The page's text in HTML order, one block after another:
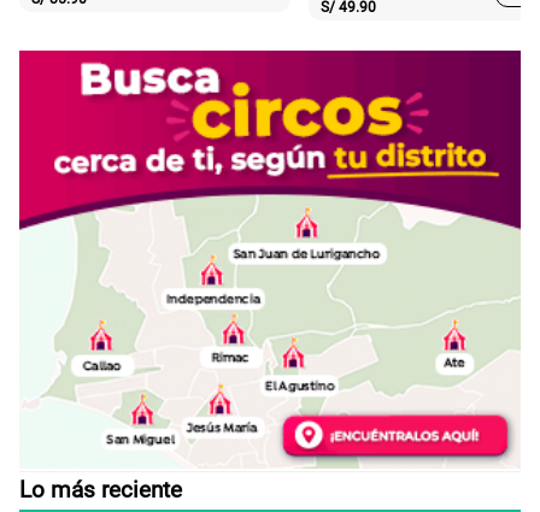
S/ 49.90
Lo más reciente